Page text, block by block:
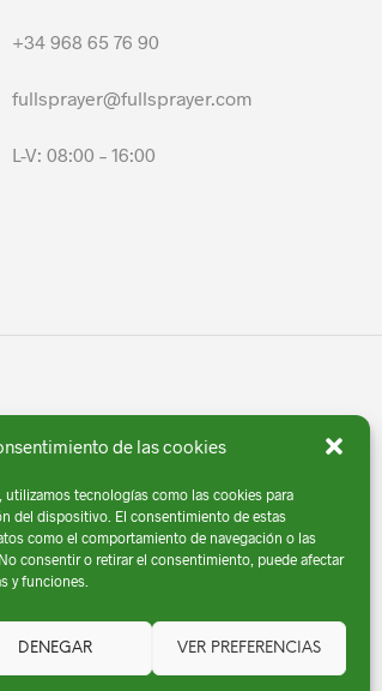
de las cookies
utilizamos tecnologías como las cookies para
del dispositivo. El consentimiento de estas
como el comportamiento de navegación o las
consentir o retirar el consentimiento, puede afectar
y funciones.
DENEGAR VER PREFERENCIAS
+34 968 65 76 90
fullsprayer@fullsprayer.com
L-V: 08:00 – 16:00
Comga